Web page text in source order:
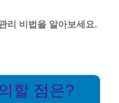
리 비법을 알아보세요.
할 점은?